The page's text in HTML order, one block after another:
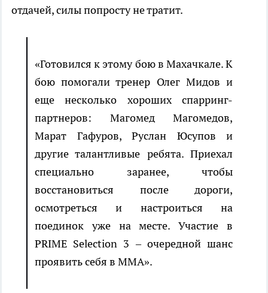
отдачей, силы попросту не тратит.
«Готовился к этому бою в Махачкале. К
бою помогали тренер Олег Мидов и
еще несколько хороших спарринг-
партнеров: Магомед Магомедов,
Марат Гафуров, Руслан Юсупов и
другие талантливые ребята. Приехал
специально заранее, чтобы
восстановиться после дороги,
осмотреться и настроиться на
поединок уже на месте. Участие в
PRIME Selection 3 – очередной шанс
проявить себя в MMA».